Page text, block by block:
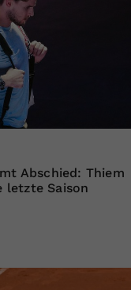
Abschied: Thiem
letzte Saison